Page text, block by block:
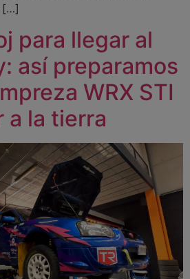
[…]
para llegar al
así preparamos
WRX STI
a la tierra